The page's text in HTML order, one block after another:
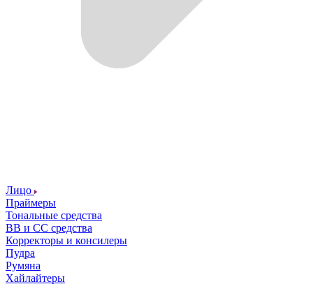
Лицо
Праймеры
Тональные средства
ВВ и СС средства
Корректоры и консилеры
Пудра
Румяна
Хайлайтеры